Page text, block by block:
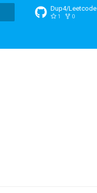
Dup4/Leetcode
1 0